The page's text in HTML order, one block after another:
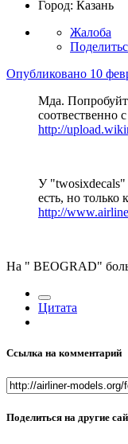
Город: Казань
Жалоба
Опубликовано 10
Мда.
соотвественно
http://
У "twosixdecals"
есть, но
http://
На " BEOGRAD"
Цитата
Ссылка на комментарий
Поделиться на другие